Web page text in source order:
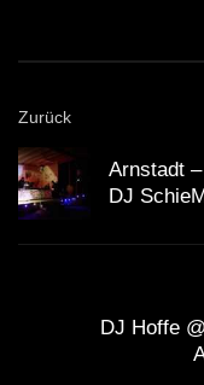
Zurück
Arnstadt
DJ
DJ Hoffe